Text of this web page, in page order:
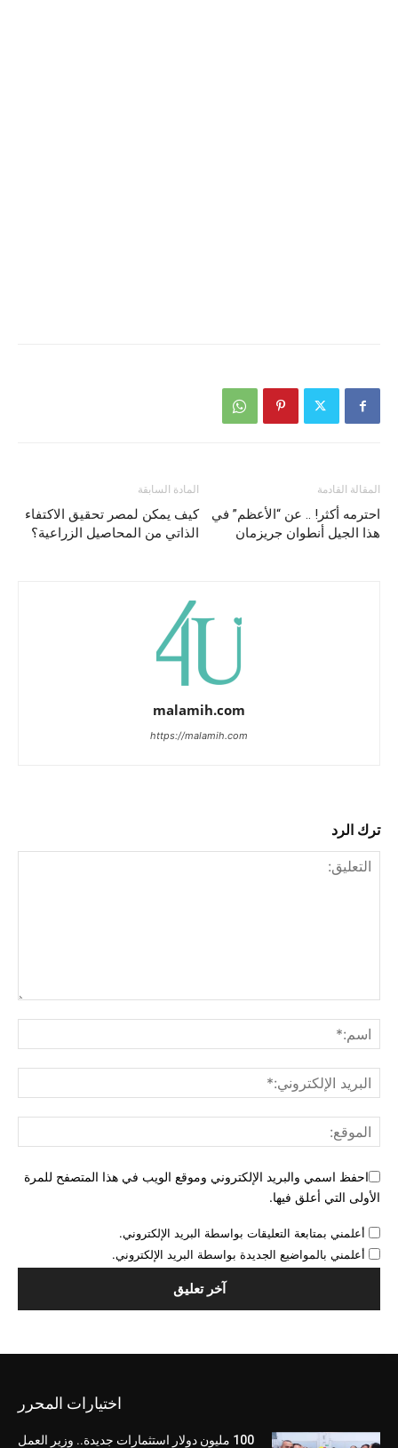
المادة السابقة
كيف يمكن لمصر تحقيق الاكتفاء
الذاتي من المحاصيل الزراعية؟
المقالة القادمة
احترمه أكثر! .. عن “الأعظم” في
هذا الجيل أنطوان جريزمان
malamih.com
https://malamih.com
ترك الرد
احفظ اسمي والبريد الإلكتروني وموقع الويب في هذا المتصفح للمرة
الأولى التي أعلق فيها.
أعلمني بمتابعة التعليقات بواسطة البريد الإلكتروني.
أعلمني بالمواضيع الجديدة بواسطة البريد الإلكتروني.
اختيارات المحرر
100 مليون دولار استثمارات جديدة.. وزير العمل